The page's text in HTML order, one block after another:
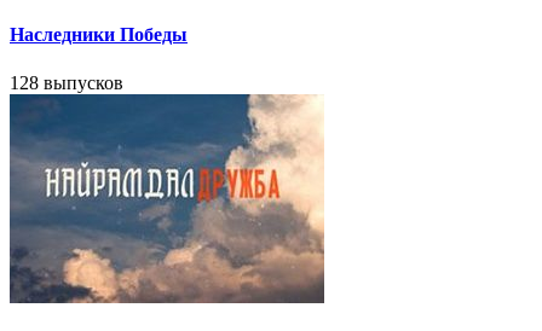
Наследники Победы
128 выпусков